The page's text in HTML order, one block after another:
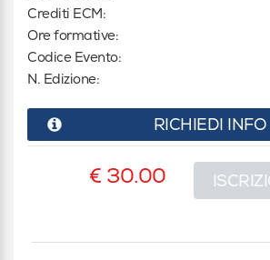
Crediti ECM:
Ore formative:
Codice Evento:
N. Edizione:
RICHIEDI INFO
€ 30.00